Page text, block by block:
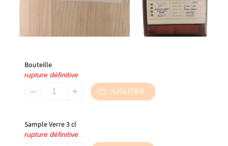
Bouteille
rupture définitive
AJOUTER
Sample Verre 3 cl
rupture définitive